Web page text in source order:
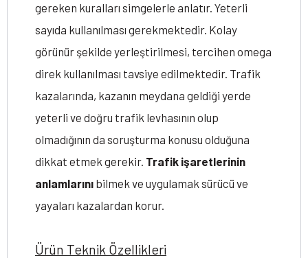
gereken kuralları simgelerle anlatır. Yeterli
sayıda kullanılması gerekmektedir. Kolay
görünür şekilde yerleştirilmesi, tercihen omega
direk kullanılması tavsiye edilmektedir. Trafik
kazalarında, kazanın meydana geldiği yerde
yeterli ve doğru trafik levhasının olup
olmadığının da soruşturma konusu olduğuna
dikkat etmek gerekir. Trafik işaretlerinin
anlamlarını bilmek ve uygulamak sürücü ve
yayaları kazalardan korur.
Ürün Teknik Özellikleri